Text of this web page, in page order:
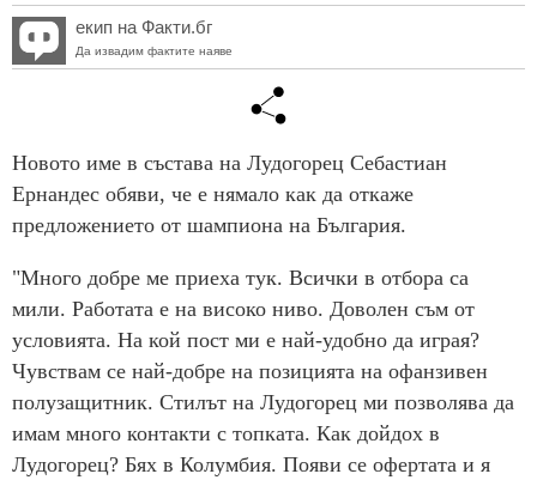
екип на Факти.бг
Да извадим фактите наяве
Новото име в състава на Лудогорец Себастиан
Ернандес обяви, че е нямало как да откаже
предложението от шампиона на България.
"Много добре ме приеха тук. Всички в отбора са
мили. Работата е на високо ниво. Доволен съм от
условията. На кой пост ми е най-удобно да играя?
Чувствам се най-добре на позицията на офанзивен
полузащитник. Стилът на Лудогорец ми позволява да
имам много контакти с топката. Как дойдох в
Лудогорец? Бях в Колумбия. Появи се офертата и я